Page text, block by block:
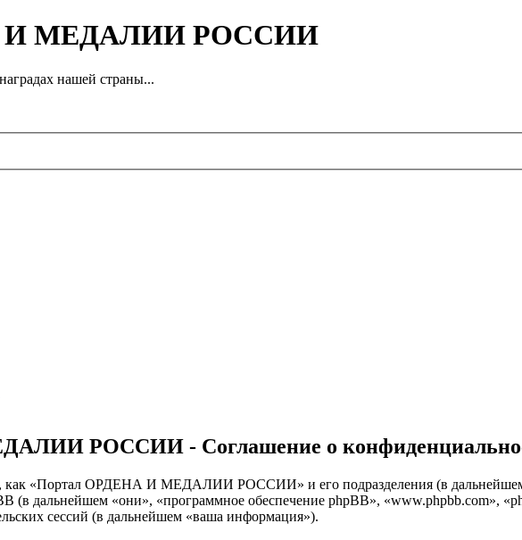
И МЕДАЛИИ РОССИИ
нашей страны...
РОССИИ - Соглашение о
как «Портал ОРДЕНА И МЕДАЛИИ РОССИИ» и его подразделения (в
(в дальнейшем «они», «программное обеспечение phpBB», «www.phpbb.com»,
сессий (в дальнейшем «ваша информация»).